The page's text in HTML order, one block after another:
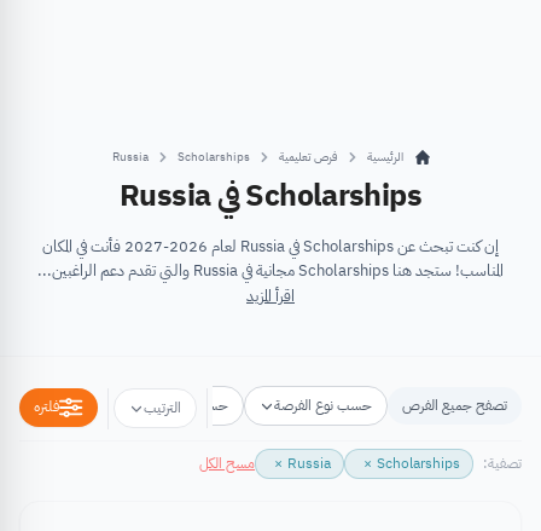
الرئيسية فرص تعليمية Scholarships
Russia
Scholarships في Russia
إن كنت تبحث عن Scholarships في Russia لعام 2026-2027 فأنت في المكان
المناسب! ستجد هنا Scholarships مجانية في Russia والتي تقدم دعم الراغبين...
اقرأ المزيد
تصفح جميع الفرص حسب نوع الفرصة حسب مكان الفرصة حسب الترتيب فلتره
تصفية: Scholarships
×
Russia
× مسح الكل